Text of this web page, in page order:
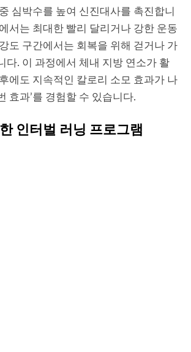
심박수를 높여 신진대사를 촉진합니
서는 최대한 빨리 달리거나 강한 운동
도 구간에서는 회복을 위해 걷거나 가
다. 이 과정에서 체내 지방 연소가 활
에도 지속적인 칼로리 소모 효과가 나
효과’를 경험할 수 있습니다.
인터벌 러닝 프로그램